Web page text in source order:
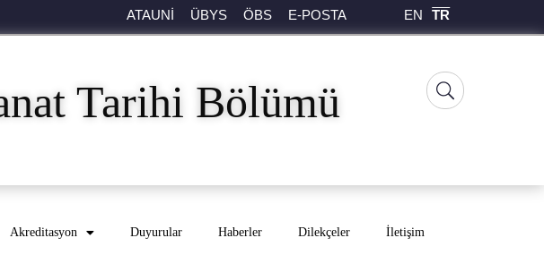
ATAUNİ ÜBYS ÖBS E-POSTA EN TR
Tarihi Bölümü
Akreditasyon Duyurular Haberler Dilekçeler İletişim